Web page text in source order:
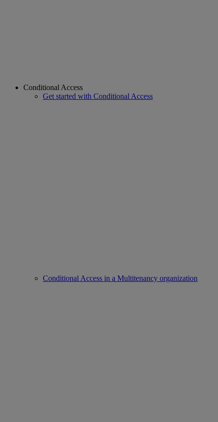
Conditional Access
Get started with Conditional Access
Conditional Access in a Multitenancy organization